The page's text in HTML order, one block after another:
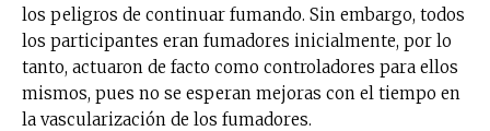
los peligros de continuar fumando. Sin embargo, todos
los participantes eran fumadores inicialmente, por lo
tanto, actuaron de facto como controladores para ellos
mismos, pues no se esperan mejoras con el tiempo en
la vascularización de los fumadores.